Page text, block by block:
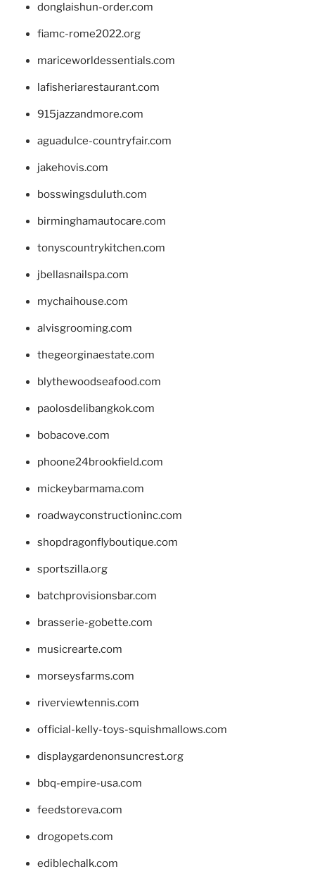
donglaishun-order.com
fiamc-rome2022.org
mariceworldessentials.com
lafisheriarestaurant.com
915jazzandmore.com
aguadulce-countryfair.com
jakehovis.com
bosswingsduluth.com
birminghamautocare.com
tonyscountrykitchen.com
jbellasnailspa.com
mychaihouse.com
alvisgrooming.com
thegeorginaestate.com
blythewoodseafood.com
paolosdelibangkok.com
bobacove.com
phoone24brookfield.com
mickeybarmama.com
roadwayconstructioninc.com
shopdragonflyboutique.com
sportszilla.org
batchprovisionsbar.com
brasserie-gobette.com
musicrearte.com
morseysfarms.com
riverviewtennis.com
official-kelly-toys-squishmallows.com
displaygardenonsuncrest.org
bbq-empire-usa.com
feedstoreva.com
drogopets.com
ediblechalk.com